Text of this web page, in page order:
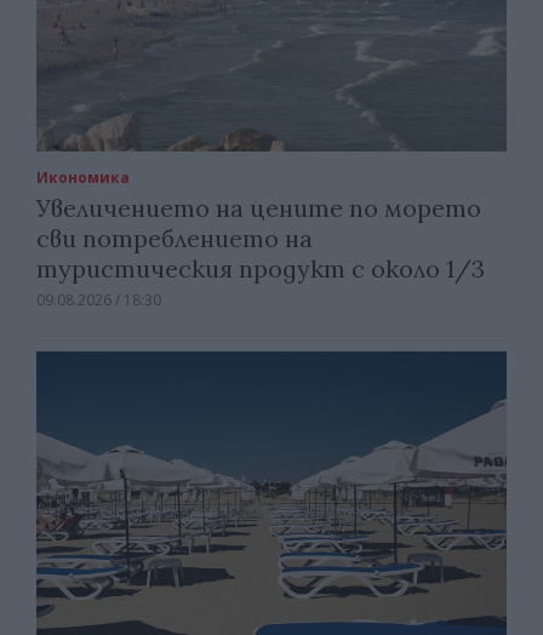
Икономика
Увеличението на цените по морето
сви потреблението на
туристическия продукт с около 1/3
09.08.2026 / 18:30